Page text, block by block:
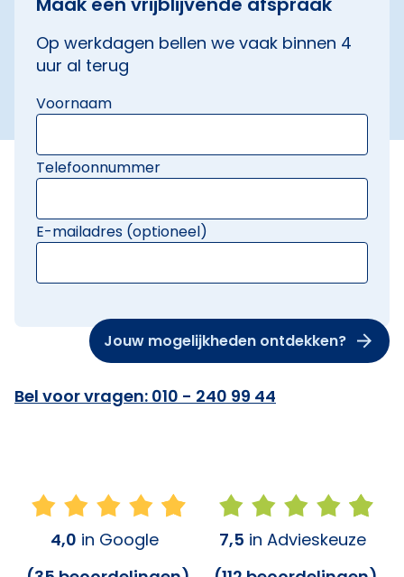
Op werkdagen bellen we vaak binnen 4
uur al terug
Voornaam
Telefoonnummer
E-mailadres (optioneel)
Jouw mogelijkheden ontdekken?
Bel voor vragen: 010 - 240 99 44
4,0 in Google
7,5 in Advieskeuze